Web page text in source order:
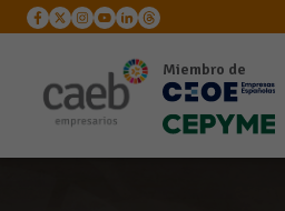
Miembro de